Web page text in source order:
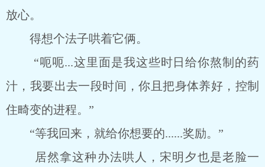
放心。
得想个法子哄着它俩。
“呃呃...这里面是我这些时日给你熬制的药
汁，我要出去一段时间，你且把身体养好，控制
住畸变的进程。”
“等我回来，就给你想要的......奖励。”
居然拿这种办法哄人，宋明夕也是老脸一